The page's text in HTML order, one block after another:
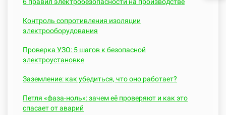
Контроль сопротивления изоляции
электрооборудования
Проверка УЗО: 5 шагов к безопасной
электроустановке
Заземление: как убедиться, что оно работает?
Петля «фаза-ноль»: зачем её проверяют и как это
спасает от аварий